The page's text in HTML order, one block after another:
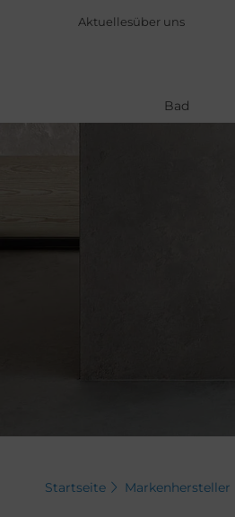
Aktuellesüber uns
Bad
Startseite Markenhersteller